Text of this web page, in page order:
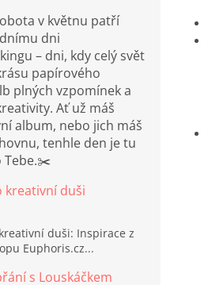
v květnu patří
dni
– dni, kdy celý svět
papírového
plných vzpomínek a
Ať už máš
album, nebo jich máš
tenhle den je tu
Tebe.✂️
kreativní duši
duši: Inspirace z
Euphoris.cz...
s Louskáčkem